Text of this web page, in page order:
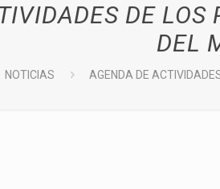
DE LOS
DEL
NOTICIAS AGENDA DE